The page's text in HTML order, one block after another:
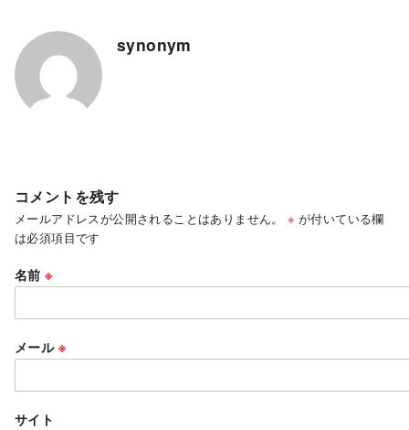
synonym
コメントを残す
メールアドレスが公開されることはありません。 ※ が付いている欄
は必須項目です
名前※
メール ※
サイト